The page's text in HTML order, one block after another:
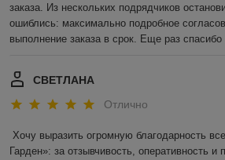
заказа. Из нескольких подрядчиков
ошиблись: максимально подробное
выполнение заказа в срок. Еще раз
СВЕТЛАНА
Отлично
Хочу выразить огромную благодарность
Гарден»: за отзывчивость, оперативность